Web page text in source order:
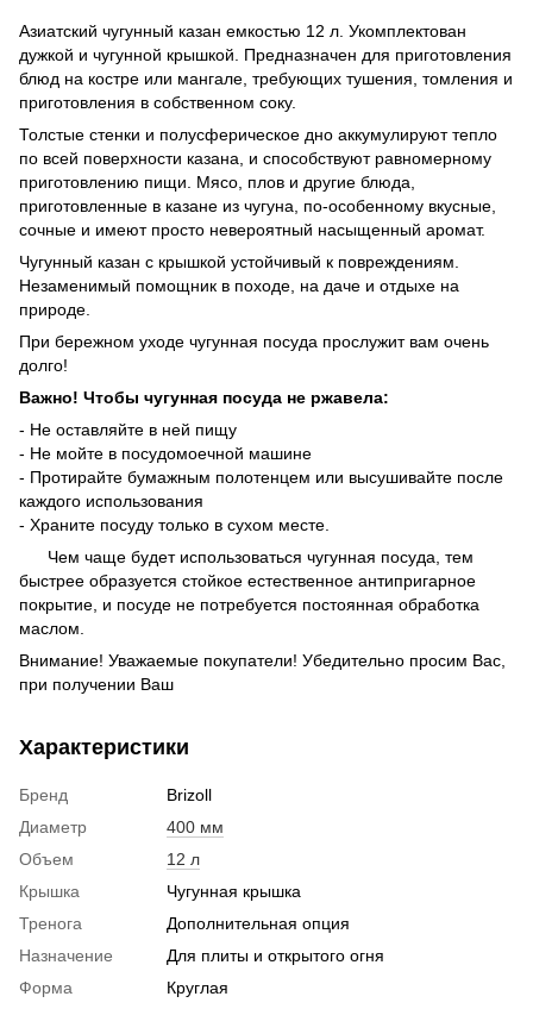
Азиатский чугунный казан емкостью 12 л. Укомплектован
дужкой и чугунной крышкой. Предназначен для приготовления
блюд на костре или мангале, требующих тушения, томления и
приготовления в собственном соку.
Толстые стенки и полусферическое дно аккумулируют тепло
по всей поверхности казана, и способствуют равномерному
приготовлению пищи. Мясо, плов и другие блюда,
приготовленные в казане из чугуна, по-особенному вкусные,
сочные и имеют просто невероятный насыщенный аромат.
Чугунный казан с крышкой устойчивый к повреждениям.
Незаменимый помощник в походе, на даче и отдыхе на
природе.
При бережном уходе чугунная посуда прослужит вам очень
долго!
Важно! Чтобы чугунная посуда не ржавела:
- Не оставляйте в ней пищу
- Не мойте в посудомоечной машине
- Протирайте бумажным полотенцем или высушивайте после
каждого использования
- Храните посуду только в сухом месте.
Чем чаще будет использоваться чугунная посуда, тем
быстрее образуется стойкое естественное антипригарное
покрытие, и посуде не потребуется постоянная обработка
маслом.
Внимание! Уважаемые покупатели! Убедительно просим Вас,
при получении Ваш
Характеристики
Бренд
Brizoll
Диаметр
400 мм
Объем
12 л
Крышка
Чугунная крышка
Тренога
Дополнительная опция
Назначение
Для плиты и открытого огня
Форма
Круглая